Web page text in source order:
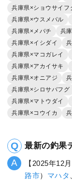
兵庫県×ショウサイフ
兵庫県×ウスメバル
兵庫県×メバチ
兵
兵庫県×イシダイ
兵庫県×マコガレイ
兵庫県×アカイサキ
兵庫県×オニアジ
兵庫県×シロサバフグ
兵庫県×マトウダイ
兵庫県×コウイカ
最新の釣果
【2025年12
路市） マハタ